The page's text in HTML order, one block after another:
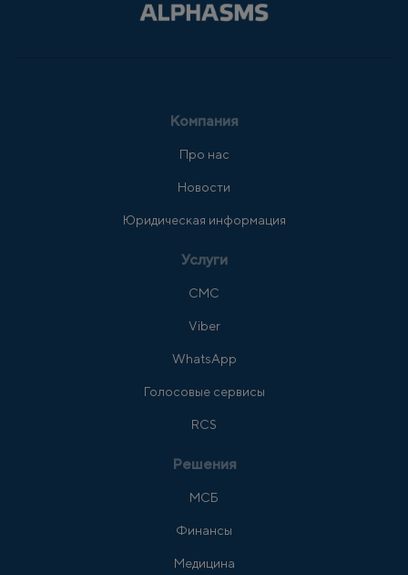
Компания
Про нас
Новости
Юридическая информация
Услуги
СМС
Viber
WhatsApp
Голосовые сервисы
RCS
Решения
МСБ
Финансы
Медицина